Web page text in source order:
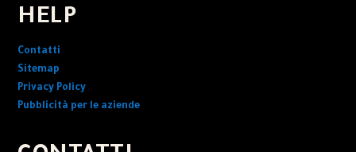
HELP
Contatti
Sitemap
Privacy Policy
Pubblicità per le aziende